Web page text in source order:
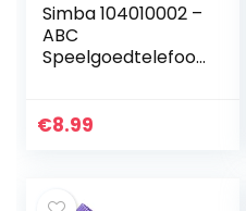
Simba 104010002 –
ABC
Speelgoedtelefoo
€8.99